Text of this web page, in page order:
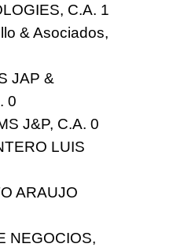
C.A. 1
& Asociados,
JAP &
0
J&P, C.A. 0
LUIS
ARAUJO
NEGOCIOS,